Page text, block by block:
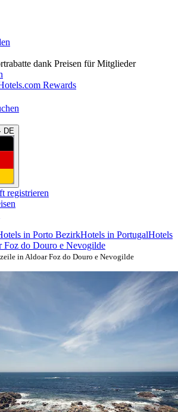
dank Preisen für Mitglieder
Rewards
DE
registrieren
in Porto BezirkHotels in PortugalHotels
Foz do Douro e Nevogilde
in Aldoar Foz do Douro e Nevogilde